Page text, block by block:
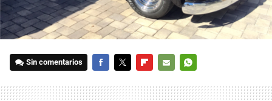
Sin comentarios
MAIL